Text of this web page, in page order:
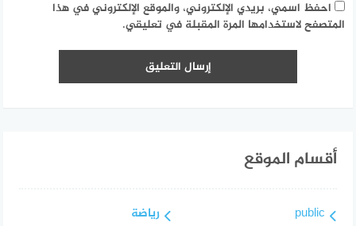
احفظ اسمي، بريدي الإلكتروني، والموقع الإلكتروني في هذا
المتصفح لاستخدامها المرة المقبلة في تعليقي.
أقسام الموقع
public رياضة